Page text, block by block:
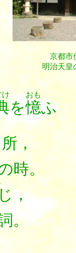
京都市
明治天皇
け
を憶
おも
，
時。
，
。